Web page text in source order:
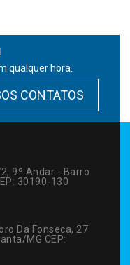
qualquer hora.
CONTATOS
9º Andar - Barro
30190-130
Da Fonseca, 27
MG CEP: